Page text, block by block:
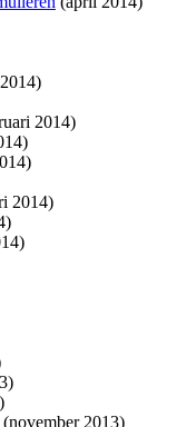
2014)
2014)
(november 2013)